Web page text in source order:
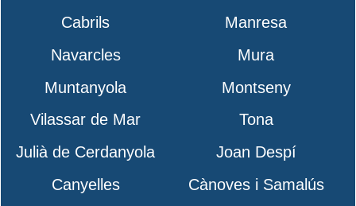
Cabrils
Manresa
Navarcles
Mura
Muntanyola
Montseny
Vilassar de Mar
Tona
Julià de Cerdanyola
Joan Despí
Canyelles
Cànoves i Samalús